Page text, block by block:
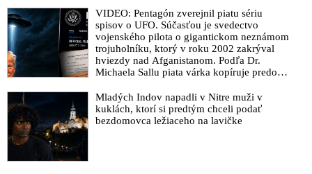
Mečiarom, ktorý podráždil progresívnych
liberálov, ale aj o klamstvách Sorosovho
denníka SME brániaceho pedofilov
VIDEO: Pentagón zverejnil piatu sériu
spisov o UFO. Súčasťou je svedectvo
vojenského pilota o gigantickom neznámom
trojuholníku, ktorý v roku 2002 zakrýval
hviezdy nad Afganistanom. Podľa Dr.
Michaela Sallu piata várka kopíruje predošlé
UFO robí nudnou
Mladých Indov napadli v Nitre muži v
kuklách, ktorí si predtým chceli podať
bezdomovca ležiaceho na lavičke